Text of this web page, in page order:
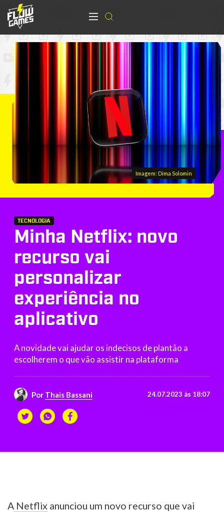
Imagem: Dima Solomin
TECNOLOGIA
Minha Netflix: novo
recurso vai
personalizar
experiência no
aplicativo
A novidade vai ajudar os indecisos de plantão a
escolherem o que vão assistir na plataforma
Por Thais Bassani 24.07.2023 às 18:07
A Netflix anunciou um novo recurso que vai